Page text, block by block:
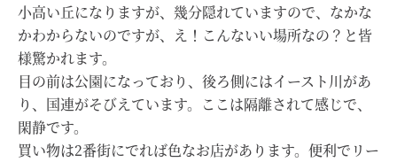
小高い丘になりますが、幾分隠れていますので、なかな
かわからないのですが、え！こんないい場所なの？と皆
様驚かれます。
目の前は公園になっており、後ろ側にはイースト川があ
り、国連がそびえています。ここは隔離されて感じで、
閑静です。
買い物は2番街にでれば色なお店があります。便利でリー